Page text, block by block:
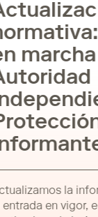
la
entrada en vigor,